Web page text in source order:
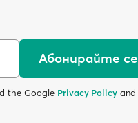
Абонирайте се
the Google Privacy Policy and